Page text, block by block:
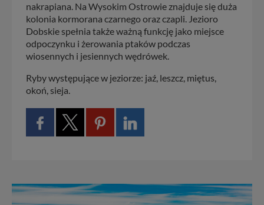
nakrapiana. Na Wysokim Ostrowie znajduje się duża
kolonia kormorana czarnego oraz czapli. Jezioro
Dobskie spełnia także ważną funkcję jako miejsce
odpoczynku i żerowania ptaków podczas
wiosennych i jesiennych wędrówek.
Ryby występujące w jeziorze: jaź, leszcz, miętus,
okoń, sieja.